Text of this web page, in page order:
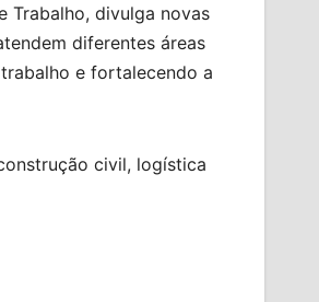
Trabalho, divulga novas
diferentes áreas
e fortalecendo a
civil, logística